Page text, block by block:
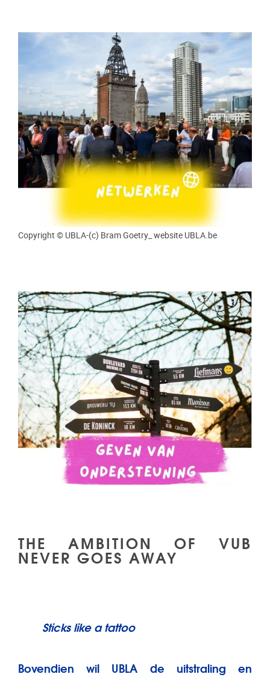
Copyright © UBLA-(c) Bram Goetry_ website UBLA.be
THE AMBITION OF VUB
NEVER GOES AWAY
Sticks like a tattoo
Bovendien wil UBLA de uitstraling en